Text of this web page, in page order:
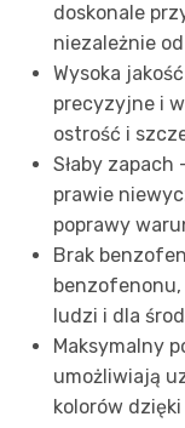
doskonale
niezależnie
Wysoka
precyzyjne i
ostrość i
Słaby
prawie
poprawy
Brak
ludzi i dla
Maksymalny
umożliwiają
kolorów